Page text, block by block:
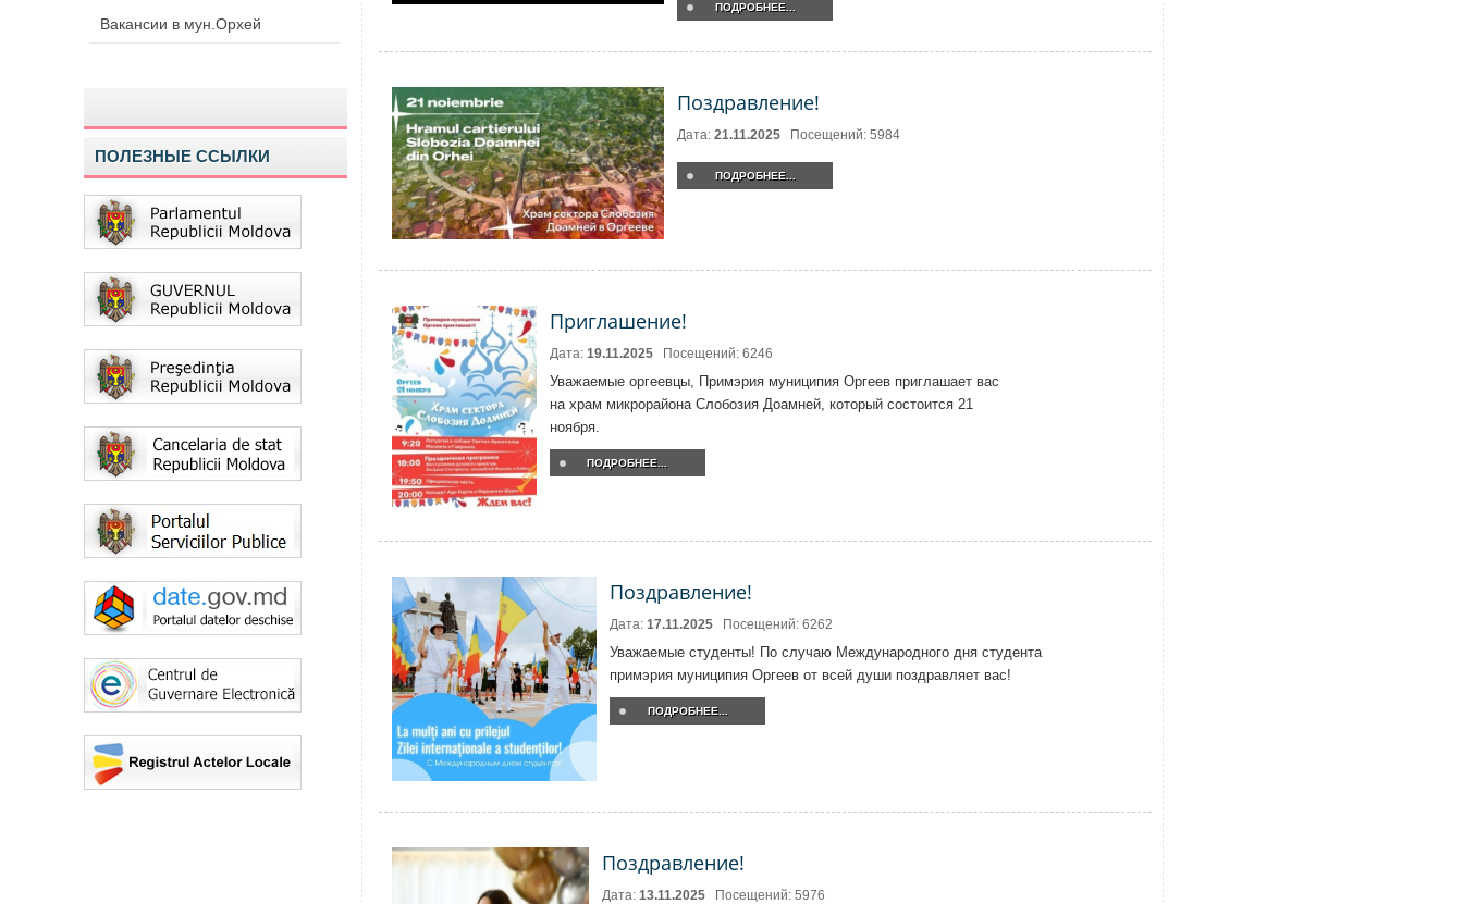
Вакансии в мун.Орхей
ПОЛЕЗНЫЕ ССЫЛКИ
ПОДРОБНЕЕ...
Поздравление!
Дата: 21.11.2025 Посещений: 5984
ПОДРОБНЕЕ...
Приглашение!
Дата: 19.11.2025 Посещений: 6246
Уважаемые оргеевцы, Примэрия муниципия Оргеев приглашает вас
на храм микрорайона Слобозия Доамней, который состоится 21
ноября.
ПОДРОБНЕЕ...
Поздравление!
Дата: 17.11.2025 Посещений: 6262
Уважаемые студенты! По случаю Международного дня студента
примэрия муниципия Оргеев от всей души поздравляет вас!
ПОДРОБНЕЕ...
Поздравление!
Дата:13.11.2025 Посещений: 5976